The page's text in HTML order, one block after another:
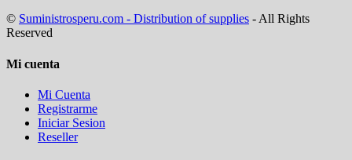
© Suministrosperu.com - Distribution of supplies - All Rights
Reserved
Mi cuenta
Mi Cuenta
Registrarme
Iniciar Sesion
Reseller